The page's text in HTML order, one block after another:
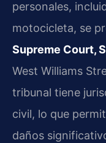
personales,
motocicleta, se
Supreme Court,
West Williams
tribunal tiene
civil, lo que
daños